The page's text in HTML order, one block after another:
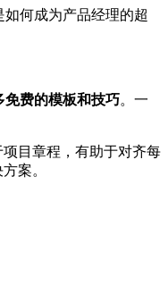
如何成为产品经理的超
免费的模板和技巧。一
目章程，有助于对齐每
案。